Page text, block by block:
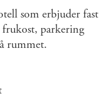
som erbjuder fast
frukost, parkering
rummet.